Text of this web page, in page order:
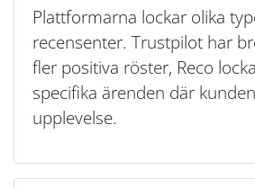
Plattformarna lockar olika
recensenter. Trustpilot har
fler positiva röster, Reco
specifika ärenden där
upplevelse.